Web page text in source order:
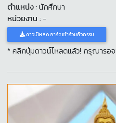
ตำแหน่ง: นักศึกษา
หน่วยงาน : -
ดาวน์โหลด การ์ดเข้าร่วมกิจกรรม
* คลิกปุ่มดาวน์โหลดแล้ว! กรุณารอ